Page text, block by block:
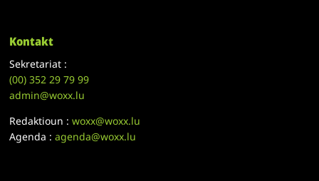
Kontakt
Sekretariat :
(00)352 29 79 99
admin@woxx.lu
Redaktioun :woxx@woxx.lu
Agenda :agenda@woxx.lu